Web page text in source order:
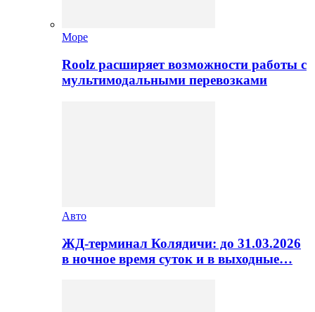
Море
Roolz расширяет возможности работы с
мультимодальными перевозками
Авто
ЖД-терминал Колядичи: до 31.03.2026
в ночное время суток и в выходные…